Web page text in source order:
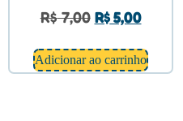
R$7,00 R$5,00
Adicionar ao carrinho